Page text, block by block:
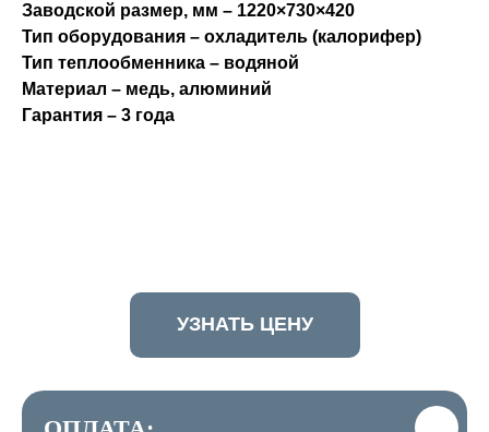
Заводской размер, мм – 1220×730×420
Тип оборудования – охладитель (калорифер)
Тип теплообменника – водяной
Материал – медь, алюминий
Гарантия – 3 года
УЗНАТЬ ЦЕНУ